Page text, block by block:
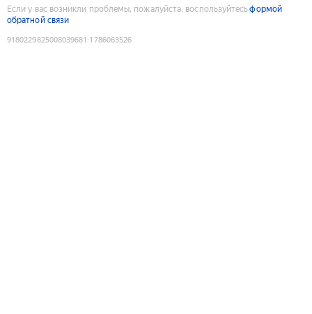
Если у вас возникли проблемы, пожалуйста, воспользуйтесьформой
обратной связи
9180229825008039681 :1786063526